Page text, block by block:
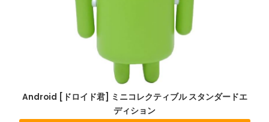
Android [ドロイド君] ミニコレクティブル スタンダードエ
ディション